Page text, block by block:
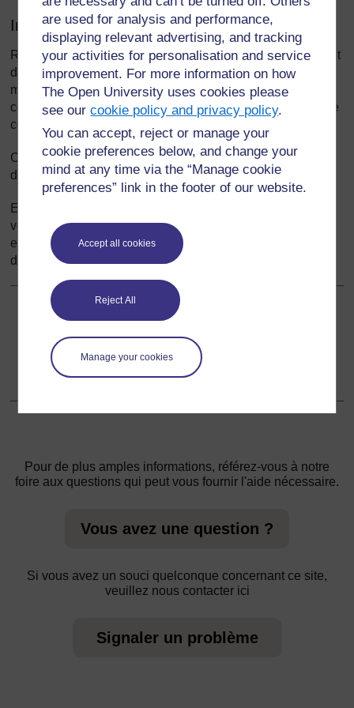
are used for analysis and performance,
displaying relevant advertising, and tracking
your activities for personalisation and service
improvement. For more information on how
The Open University uses cookies please
see ourcookie policy and privacy policy.
You can accept, reject or manage your
cookie preferences below, and change your
mind at any time via the “Manage cookie
preferences” link in the footer of our website.
Accept all cookies
Reject All
Manage your cookies
Introduction
Raconter des histoires est un élément important de la vie et
de la culture des communautés. Ce module considère les
manières de renforcer les liens entre l’école et la
communauté par l’utilisation des histoires de cette dernière
comme ressources d’apprentissage.
Cette section vous présente l'importance de la recherche
dans l'enseignement et l'apprentissage.
En réalisant des activités d’investigation et de recherche,
vous trouverez des réponses à vos questions, vous
essayerez des nouvelles idées pour ensuite les utiliser
dans le cadre d'un ouvrage original.
Suivant
Suivant
1. Travail de recherche sur pourquoi on raconte des
histoires
Pour de plus amples informations, référez-vous à notre
foire aux questions qui peut vous fournir l'aide nécessaire.
Vous avez une question ?
Si vous avez un souci quelconque concernant ce site,
veuillez nous contacter ici
Signaler un problème